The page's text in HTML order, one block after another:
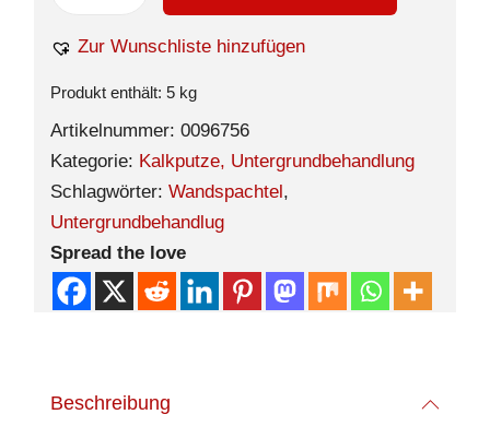
Zur Wunschliste hinzufügen
Produkt enthält: 5 kg
Artikelnummer: 0096756
Kategorie: Kalkputze, Untergrundbehandlung
Schlagwörter: Wandspachtel ,
Untergrundbehandlug
Spread the love
Beschreibung